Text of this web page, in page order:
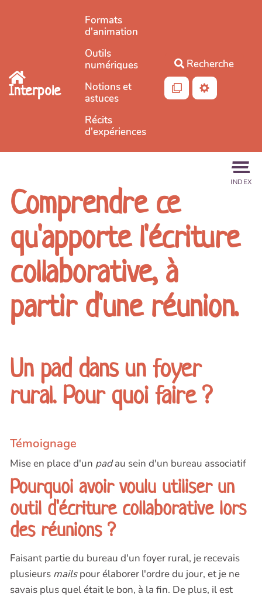
Aller au contenu principal
Interpole
Formats
d'animation
Outils
numériques
Notions et
astuces
Récits
d'expériences
Recherche
INDEX
Comprendre ce
qu'apporte l'écriture
collaborative, à
partir d'une réunion.
Un pad dans un foyer
rural. Pour quoi faire ?
Témoignage
Mise en place d'un padau sein d'un bureau associatif
Pourquoi avoir voulu utiliser un
outil d'écriture collaborative lors
des réunions ?
Faisant partie du bureau d'un foyer rural, je recevais
plusieurs mailspour élaborer l'ordre du jour, et je ne
savais plus quel était le bon, à la fin. De plus, il est